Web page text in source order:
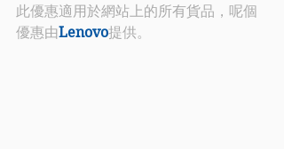
此優惠適用於網站上的所有貨品，呢個
優惠由Lenovo提供。